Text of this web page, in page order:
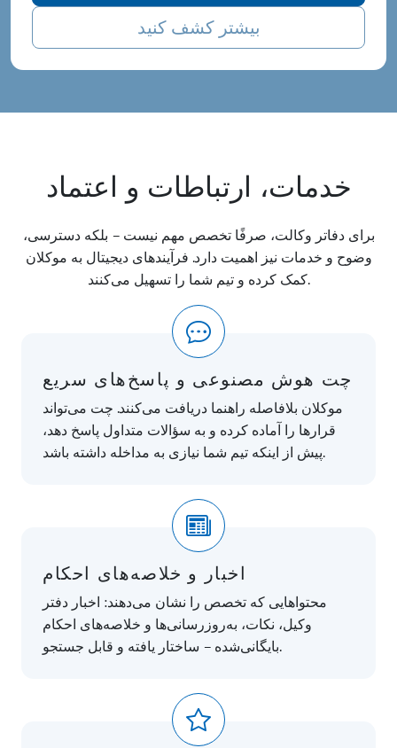
بیشتر کشف کنید
خدمات، ارتباطات و اعتماد
برای دفاتر وکالت، صرفًا تخصص مهم نیست – بلکه دسترسی،
وضوح و خدمات نیز اهمیت دارد. فرآیندهای دیجیتال به موکلان
کمک کرده و تیم شما را تسهیل می‌کنند.
چت هوش مصنوعی و پاسخ‌های سریع
موکلان بلافاصله راهنما دریافت می‌کنند. چت می‌تواند
قرارها را آماده کرده و به سؤالات متداول پاسخ دهد،
پیش از اینکه تیم شما نیازی به مداخله داشته باشد.
اخبار و خلاصه‌های احکام
محتواهایی که تخصص را نشان می‌دهند: اخبار دفتر
وکیل، نکات، به‌روزرسانی‌ها و خلاصه‌های احکام
بایگانی‌شده – ساختار یافته و قابل جستجو.